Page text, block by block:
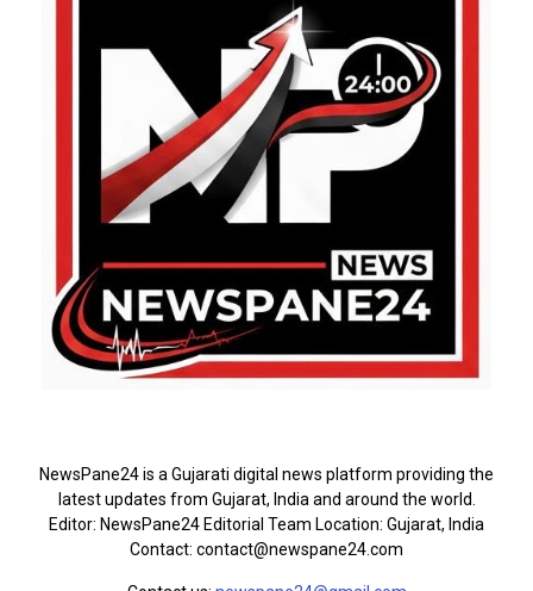
NewsPane24 is a Gujarati digital news platform providing the
latest updates from Gujarat, India and around the world.
Editor: NewsPane24 Editorial Team Location: Gujarat, India
Contact: contact@newspane24.com